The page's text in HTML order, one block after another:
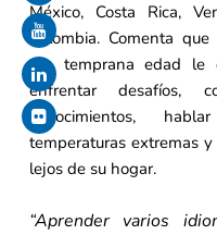
México, Costa Rica,
Colombia. Comenta
tan temprana edad le
enfrentar desafíos,
conocimientos,
temperaturas extremas
lejos de su hogar.
“Aprender varios